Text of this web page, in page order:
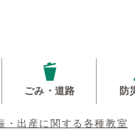
ごみ・道路 防
・出産に関する各種教室